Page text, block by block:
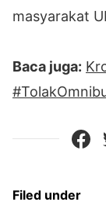
masyarakat
Baca juga:
Filed under